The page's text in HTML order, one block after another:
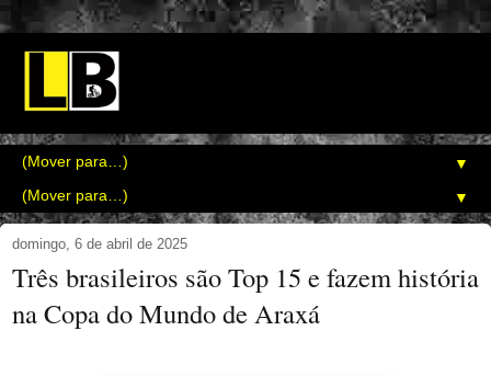
▼
▼
domingo, 6 de abril de 2025
Três brasileiros são Top 15 e fazem história
na Copa do Mundo de Araxá